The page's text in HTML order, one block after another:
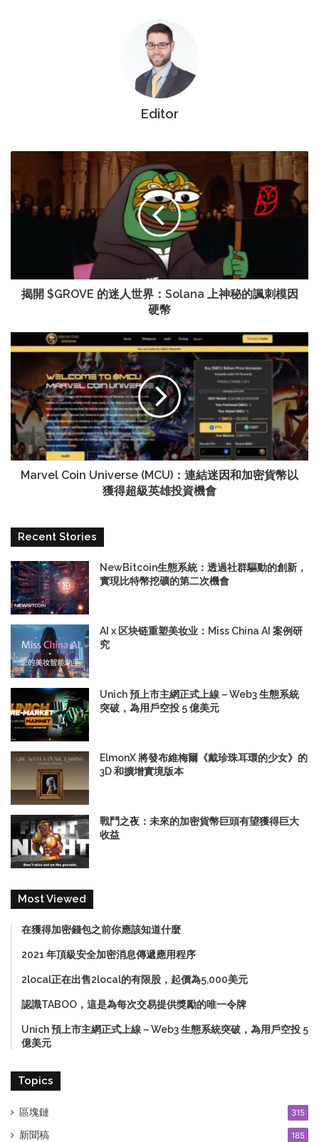
Editor
揭開 $GROVE 的迷人世界：Solana 上神秘的諷刺模因
硬幣
Marvel Coin Universe (MCU)：連結迷因和加密貨幣以
獲得超級英雄投資機會
Recent Stories
NewBitcoin生態系統：透過社群驅動的創新，
實現比特幣挖礦的第二次機會
AI x 区块链重塑美妆业：Miss China AI 案例研
究
Unich 預上市主網正式上線－Web3 生態系統
突破，為用戶空投 5 億美元
ElmonX 將發布維梅爾《戴珍珠耳環的少女》的
3D 和擴增實境版本
戰鬥之夜：未來的加密貨幣巨頭有望獲得巨大
收益
Most Viewed
在獲得加密錢包之前你應該知道什麼
2021 年頂級安全加密消息傳遞應用程序
2local正在出售2local的有限股，起價為5,000美元
認識TABOO，這是為每次交易提供獎勵的唯一令牌
Unich 預上市主網正式上線－Web3 生態系統突破，為用戶空投 5
億美元
Topics
區塊鏈 315
新聞稿 185